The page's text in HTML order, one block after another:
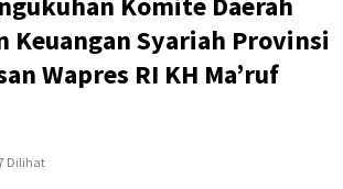
Keuangan Syariah Provinsi
Wapres RI KH Ma’ruf
Dilihat